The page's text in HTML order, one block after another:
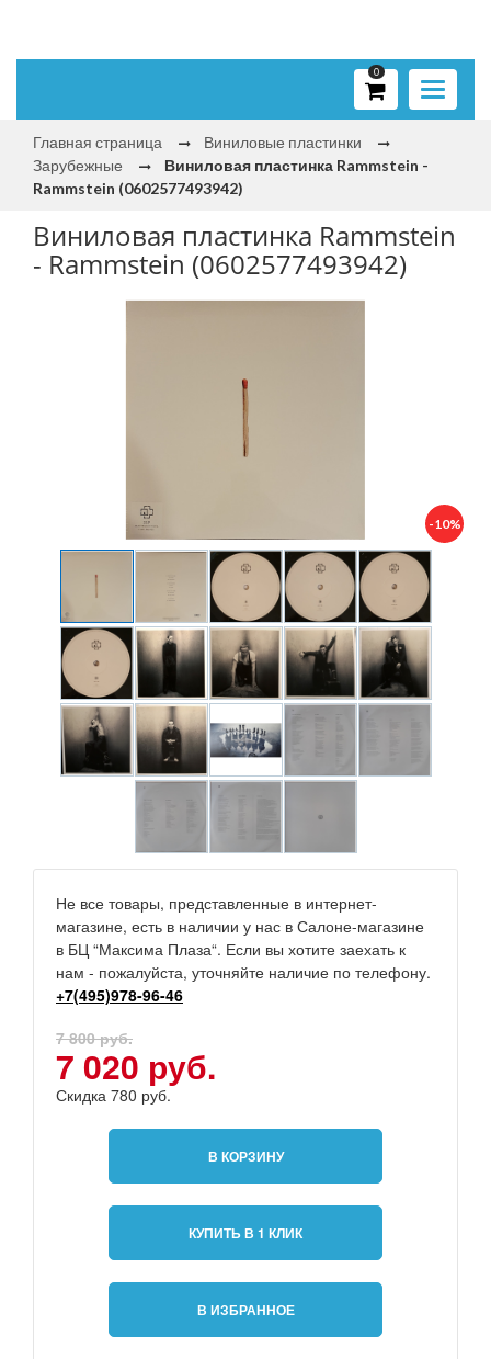
Toggle
0
Главная страница
Виниловые пластинки
Зарубежные
Виниловая пластинка Rammstein -
Rammstein (0602577493942)
Виниловая пластинка Rammstein
- Rammstein (0602577493942)
-10%
Не все товары, представленные в интернет-
магазине, есть в наличии у нас в Салоне-магазине
в БЦ “Максима Плаза“. Если вы хотите заехать к
нам - пожалуйста, уточняйте наличие по телефону.
+7(495)978-96-46
7 800 руб.
7 020 руб.
Скидка 780 руб.
В КОРЗИНУ
КУПИТЬ В 1 КЛИК
В ИЗБРАННОЕ